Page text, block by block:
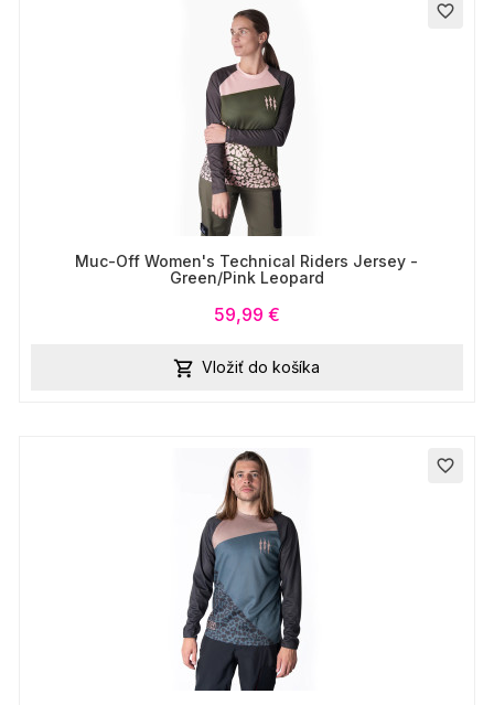
favorite_border
Muc-Off Women's Technical Riders Jersey -
Green/Pink Leopard
59,99 €
 Vložiť do košíka
favorite_border